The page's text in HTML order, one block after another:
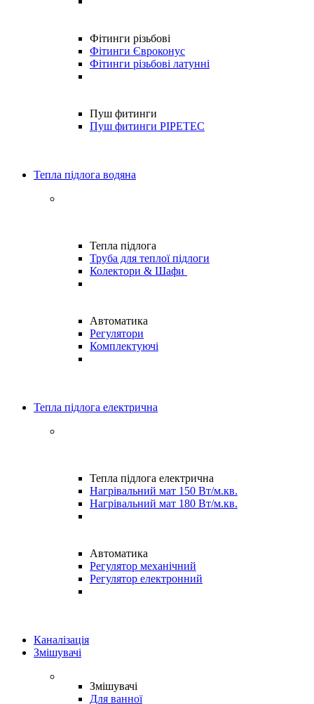
Фітинги різьбові
Фітинги Євроконус
Фітинги різьбові латунні
Пуш фитинги
Пуш фитинги PIPETEC
Тепла підлога водяна
Тепла підлога
Труба для теплої підлоги
Колектори & Шафи
Автоматика
Регулятори
Комплектуючі
Тепла підлога електрична
Тепла підлога електрична
Нагрівальний мат 150 Вт/м.кв.
Нагрівальний мат 180 Вт/м.кв.
Автоматика
Регулятор механічний
Регулятор електронний
Каналізація
Змішувачі
Змішувачі
Для ванної